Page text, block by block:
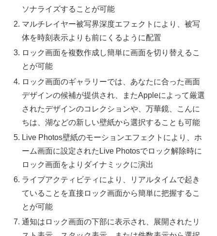
ソナライズすることが可能
マルチレイヤー被写界深度エフェクトにより、被写
体を時刻表示よりも前にくるように配置
ロック画面を複数作成し簡単に画面を切り替えるこ
とが可能
ロック画面のギャラリーでは、あなたに合った画面
デザインの候補が提供され、またAppleによって厳選
されたデザインのコレクションや、万華鏡、こんに
ちは、湖などの新しい壁紙から選択することも可能
Live Photos壁紙のモーションエフェクトにより、ホ
ーム画面に設定されたLive Photosでロック解除時に
ロック画面をよりダイナミックに演出
ライブアクティビティにより、リアルタイムで起き
ていることを直接ロック画面から簡単に把握するこ
とが可能
通知はロック画面の下部に表示され、展開されたリ